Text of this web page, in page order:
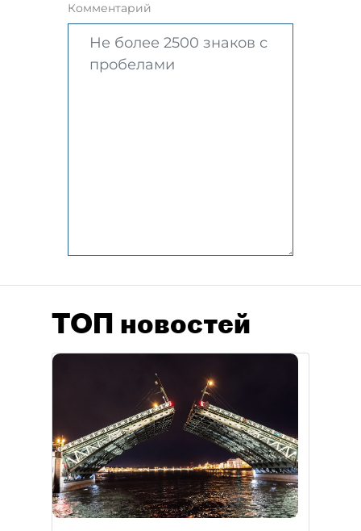
Комментарий
ТОП новостей